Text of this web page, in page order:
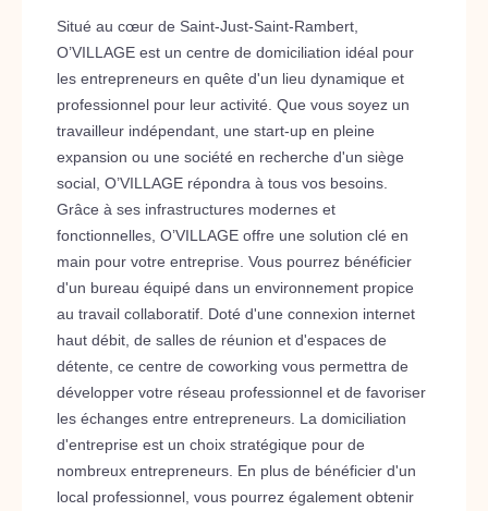
Situé au cœur de Saint-Just-Saint-Rambert,
O’VILLAGE est un centre de domiciliation idéal pour
les entrepreneurs en quête d'un lieu dynamique et
professionnel pour leur activité. Que vous soyez un
travailleur indépendant, une start-up en pleine
expansion ou une société en recherche d'un siège
social, O’VILLAGE répondra à tous vos besoins.
Grâce à ses infrastructures modernes et
fonctionnelles, O’VILLAGE offre une solution clé en
main pour votre entreprise. Vous pourrez bénéficier
d'un bureau équipé dans un environnement propice
au travail collaboratif. Doté d'une connexion internet
haut débit, de salles de réunion et d'espaces de
détente, ce centre de coworking vous permettra de
développer votre réseau professionnel et de favoriser
les échanges entre entrepreneurs. La domiciliation
d'entreprise est un choix stratégique pour de
nombreux entrepreneurs. En plus de bénéficier d'un
local professionnel, vous pourrez également obtenir